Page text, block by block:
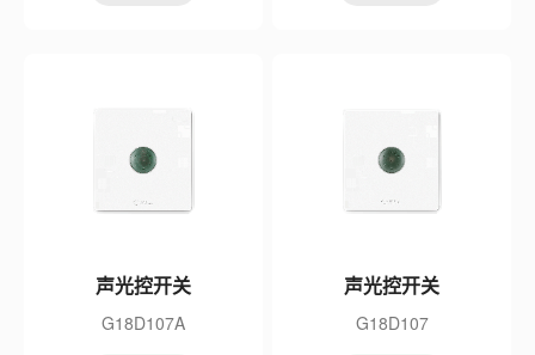
声光控开关
G18D107A
声光控开关
G18D107